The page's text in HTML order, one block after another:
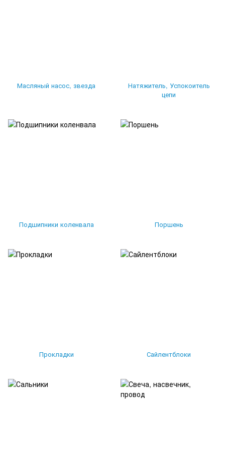
Масляный насос, звезда
Натяжитель, Успокоитель
цепи
Подшипники коленвала Поршень
Прокладки Сайлентблоки